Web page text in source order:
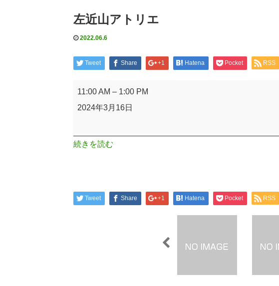
左近山アトリエ
2022.06.6
Tweet Share +1 Hatena Pocket RSS
左
ト
11:00 AM – 1:00 PM
2024年3月16日
続きを読む
Tweet Share +1 Hatena Pocket RSS